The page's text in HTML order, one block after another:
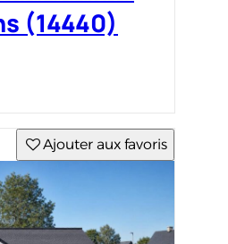
(14440)
Ajouter aux favoris